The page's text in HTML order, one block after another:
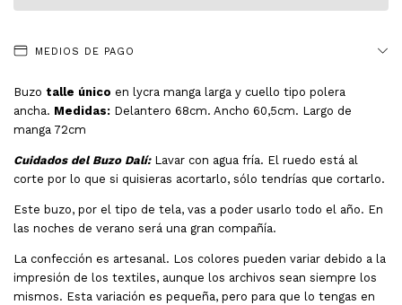
MEDIOS DE PAGO
Buzo talle único en lycra manga larga y cuello tipo polera
ancha. Medidas: Delantero 68cm. Ancho 60,5cm. Largo de
manga 72cm
Cuidados del Buzo Dalí: Lavar con agua fría. El ruedo está al
corte por lo que si quisieras acortarlo, sólo tendrías que cortarlo.
Este buzo, por el tipo de tela, vas a poder usarlo todo el año. En
las noches de verano será una gran compañía.
La confección es artesanal. Los colores pueden variar debido a la
impresión de los textiles, aunque los archivos sean siempre los
mismos. Esta variación es pequeña, pero para que lo tengas en